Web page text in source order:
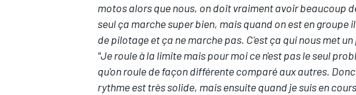
motos alors que nous, on doit vraiment avoir beaucoup
seul ça marche super bien, mais quand on est en
de pilotage et ça ne marche pas. C'est ça qui nous met
"Je roule à la limite mais pour moi ce n'est pas le seul
qu'on roule de façon différente comparé aux autres.
rythme est très solide, mais ensuite quand je suis en